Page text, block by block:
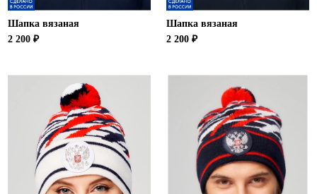
Шапка вязаная
2 200 ₽
Шапка вязаная
2 200 ₽